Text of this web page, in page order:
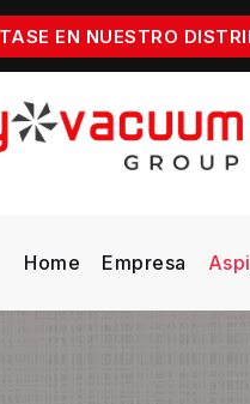
EN NUESTRO
Home Empresa